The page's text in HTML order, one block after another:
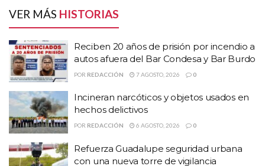
delictivos
Refuerza Guadalupe seguridad urbana con una
nueva torre de vigilancia
El accidente generó una fuerte movilización de elementos de
seguridad en la zona del accidente, en donde también se
desplegaron paramédicos del sistema de emergencia, para auxiliar
a los heridos.
Foto de archivo
VER MÁS HISTORIAS
Reciben 20 años de prisión por incendio a
autos afuera del Bar Condesa y Bar Burdo
POR REDACCIÓN 7 AGOSTO, 2026 0
Incineran narcóticos y objetos usados en
hechos delictivos
POR REDACCIÓN 6 AGOSTO, 2026 0
Refuerza Guadalupe seguridad urbana
con una nueva torre de vigilancia